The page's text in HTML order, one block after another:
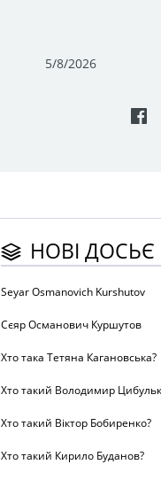
5/8/2026
НОВІ ДОСЬЄ
Seyar Osmanovich Kurshutov
Сєяр Османович Куршутов
Хто така Тетяна Кагановська?
Хто такий Володимир
Хто такий Віктор Бобиренко?
Хто такий Кирило Буданов?